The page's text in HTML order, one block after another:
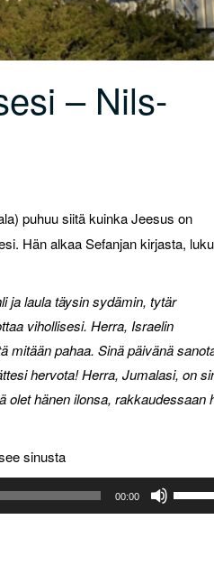
– Nils-
puhuu siitä kuinka Jeesus on
Hän alkaa Sefanjan kirjasta, luku
ja laula täysin sydämin, tytär
vihollisesi. Herra, Israelin
mitään pahaa. Sinä päivänä
hervota! Herra, Jumalasi, on
olet hänen ilonsa, rakkaudessaan
sinusta
00:00
ylös